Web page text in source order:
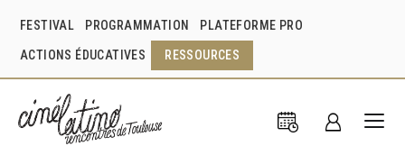
FESTIVAL PROGRAMMATION PLATEFORME PRO
ACTIONS ÉDUCATIVES RESSOURCES